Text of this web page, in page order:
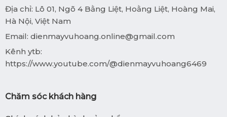
Địa chỉ: Lô 01, Ngõ 4 Bằng Liệt, Hoằng Liệt, Hoàng Mai,
Hà Nội, Việt Nam
Email: dienmayvuhoang.online@gmail.com
Kênh ytb:
https://www.youtube.com/@dienmayvuhoang6469
Chăm sóc khách hàng